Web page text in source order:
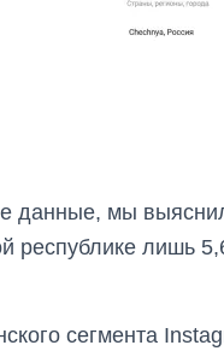
данные, мы
республике лишь
сегмента